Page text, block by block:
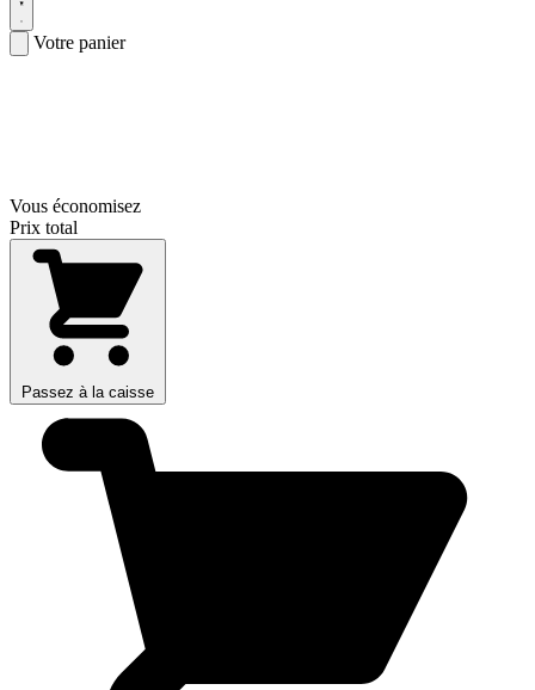
Votre panier
Vous économisez
Prix total
Passez à la caisse